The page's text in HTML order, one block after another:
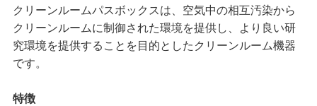
連
絡
く
クリーンルームパスボックスは、空気中の相互汚染から
クリーンルームに制御された環境を提供し、より良い研
究環境を提供することを目的としたクリーンルーム機器
です。
特徴